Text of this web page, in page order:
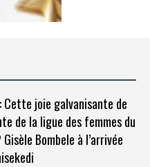
Cette joie galvanisante de
de la ligue des femmes du
Bombele à l’arrivée